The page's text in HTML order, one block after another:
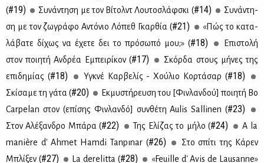
(#19) Συ­νά­ντη­ση με τον Βί­τολντ Λου­το­σλάφ­σκι (#14)
Συ­νά­ντη­
ση με τον ζω­γρά­φο Αντό­νιο Λό­πεθ Γκαρ­θία (#21)
«Πώς το κα­τα­
λά­βα­τε δί­χως να έχε­τε δει το πρό­σω­πό μου;» (#18)
Επι­στο­λή
στον ποι­η­τή Αν­δρέα Εμπει­ρί­κον (#17)
Σκόρ­δα στους μή­νες της
επι­δη­μί­ας (#18) Υγκνέ Καρ­βε­λίς - Χού­λιο Κορ­τά­σαρ (#18)
Σκί­σα­με τη γά­τα (#20)
Εκ­μυ­στή­ρευ­ση του [Φιν­λαν­δού] ποι­η­τή Bo
Carpelan στον (επί­σης Φιν­λαν­δό] συν­θέ­τη Aulis Sallinen (#23)
Στον Αλέ­ξαν­δρο Μπά­ρα (#22) Της Ελί­ζας το μή­λο (#24)
A la
manière d' Ahmet Hamdi Tanpınar (#26)
Στο σπί­τι της Κά­ρεν
Μπλί­ξεν (#27) La derelitta (#28) «Feuille d' Avis de Lausanne»